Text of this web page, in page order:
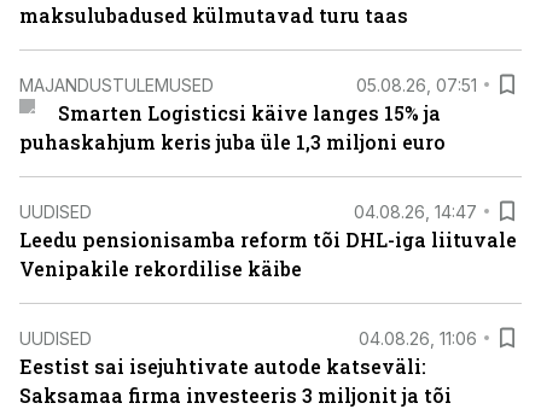
maksulubadused külmutavad turu taas
MAJANDUSTULEMUSED 05.08.26, 07:51
Smarten Logisticsi käive langes 15% ja
puhaskahjum keris juba üle 1,3 miljoni euro
UUDISED 04.08.26, 14:47
Leedu pensionisamba reform tõi DHL-iga liituvale
Venipakile rekordilise käibe
UUDISED 04.08.26, 11:06
Eestist sai isejuhtivate autode katseväli:
Saksamaa firma investeeris 3 miljonit ja tõi